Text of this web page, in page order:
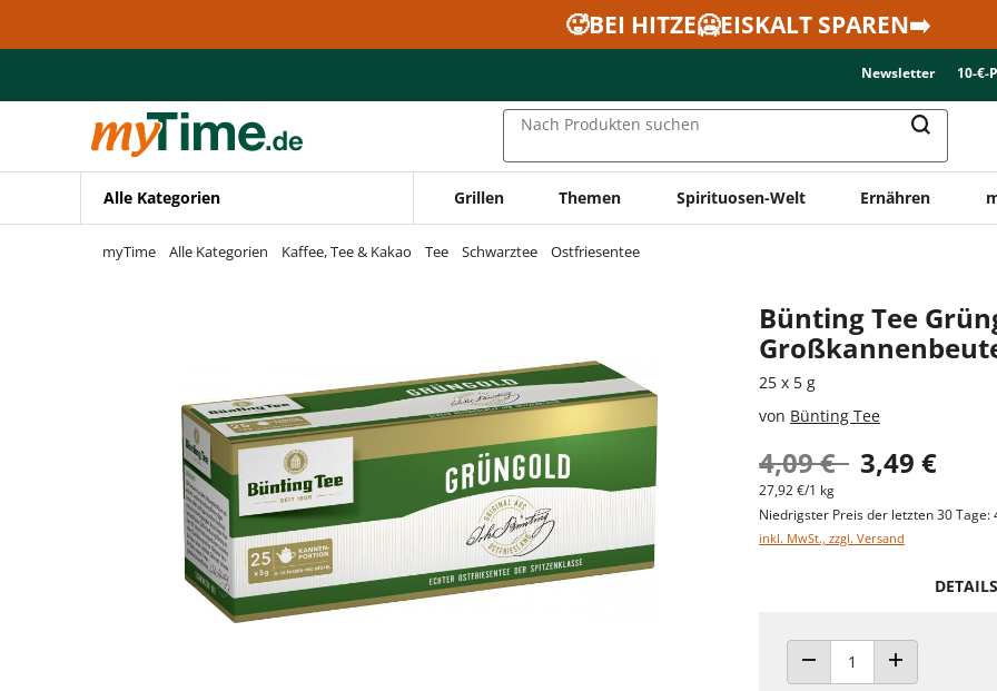
Zur Navigation springen
🥵BEI HITZE🥶EISKALT SPAREN➡️
Newsletter 10-€-
Nach Produkten suchen
Alle Kategorien Grillen Themen Spirituosen-Welt Ernähren
myTime Alle Kategorien Kaffee, Tee & Kakao Tee Schwarztee Ostfriesentee
Bünting Tee
25 x 5 g
von Bünting Tee
4,09 € 3,49 €
27,92 €/1 kg
Niedrigster Preis der letzten 30 Tage:
inkl. MwSt., zzgl. Versand
ANZAHL VERRINGERN
ANZAHL